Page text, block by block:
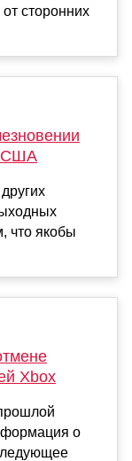
сторонних
США
что якобы
Xbox
о